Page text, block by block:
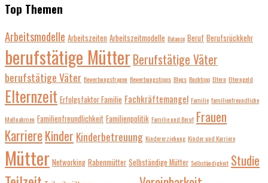
Top Themen
Arbeitsmodelle Arbeitszeiten Arbeitszeitmodelle Balance Beruf Berufsrückkehr
berufstätige Mütter Berufstätige Väter
berufstätige Väter Bewerbungsfragen Bewerbungstipps Blogs Buchtipp Eltern Elterngeld
Elternzeit Erfolgsfaktor Familie Fachkräftemangel Familie familienfreundliche
Maßnahmen Familienfreundlichkeit Familienpolitik Familie und Beruf Frauen
KarriereKinder Kinderbetreuung Kindererziehung Kinder und Karriere
Mütter Networking Rabenmütter Selbständige Mütter Selbständigkeit Studie